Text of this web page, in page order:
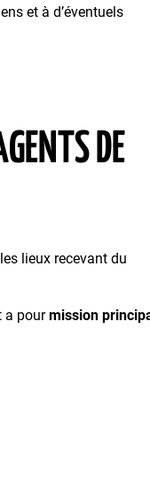
et à d’éventuels
DE
lieux recevant du
a pourmission